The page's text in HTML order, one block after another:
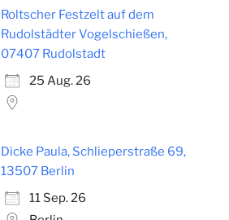
Roltscher Festzelt auf dem
Rudolstädter Vogelschießen,
07407 Rudolstadt
25 Aug. 26
Dicke Paula, Schlieperstraße 69,
13507 Berlin
11 Sep. 26